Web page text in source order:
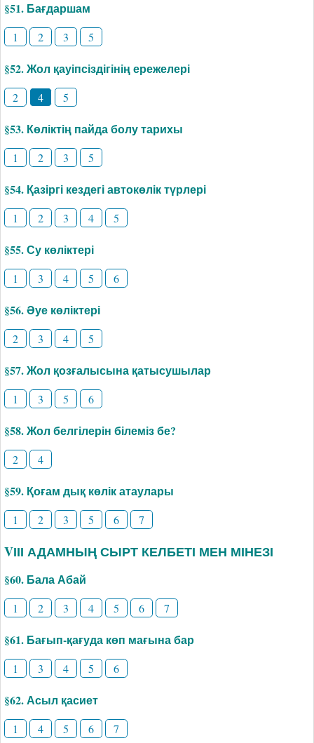
§51. Бағдаршам
1 2 3 5
§52. Жол қауіпсіздігінің ережелері
2 4 5
§53. Көліктің пайда болу тарихы
1 2 3 5
§54. Қазіргі кездегі автокөлік түрлері
1 2 3 4 5
§55. Су көліктері
1 3 4 5 6
§56. Әуе көліктері
2 3 4 5
§57. Жол қозғалысына қатысушылар
1 3 5 6
§58. Жол белгілерін білеміз бе?
2 4
§59. Қоғам дық көлік атаулары
1 2 3 5 6 7
VІІІ АДАМНЫҢ СЫРТ КЕЛБЕТІ МЕН МІНЕЗІ
§60. Бала Абай
1 2 3 4 5 6 7
§61. Бағып-қағуда көп мағына бар
1 3 4 5 6
§62. Асыл қасиет
1 4 5 6 7